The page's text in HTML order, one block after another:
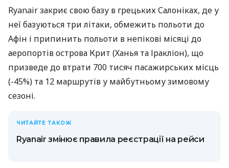
Ryanair закриє свою базу в грецьких Салоніках, де у
неї базуються три літаки, обмежить польоти до
Афін і припинить польоти в непікові місяці до
аеропортів острова Крит (Ханья та Іракліон), що
призведе до втрати 700 тисяч пасажирських місць
(-45%) та 12 маршрутів у майбутньому зимовому
сезоні.
ЧИТАЙТЕ ТАКОЖ
Ryanair змінює правила реєстрації на рейси